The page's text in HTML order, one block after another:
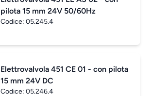
pilota 15 mm 24V 50/60Hz
Codice: 05.245.4
Elettrovalvola 451 CE 01 - con pilota
15 mm 24V DC
Codice: 05.246.4